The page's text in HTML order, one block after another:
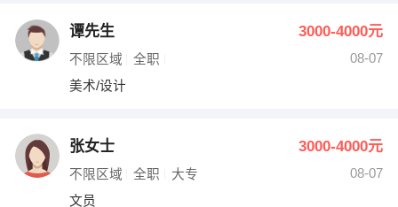
谭先生 3000-4000元
不限区域 全职
08-07
美术/设计
张女士 3000-4000元
不限区域 全职 大专
08-07
文员